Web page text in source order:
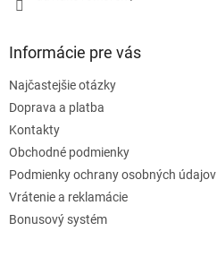
Informácie pre vás
Najčastejšie otázky
Doprava a platba
Kontakty
Obchodné podmienky
Podmienky ochrany osobných údajov
Vrátenie a reklamácie
Bonusový systém